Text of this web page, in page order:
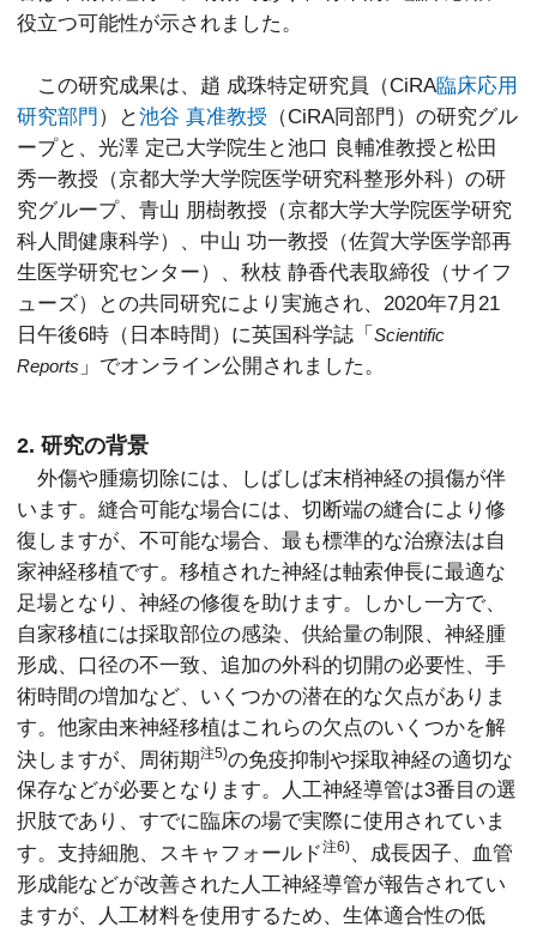
役立つ可能性が示されました。
この研究成果は、趙 成珠特定研究員（CiRA臨床応用
研究部門 ）と池谷 真准教授 （CiRA同部門）の研究グル
ープと、光澤 定己大学院生と池口 良輔准教授と松田
秀一教授（京都大学大学院医学研究科整形外科）の研
究グループ、青山 朋樹教授（京都大学大学院医学研究
科人間健康科学）、中山 功一教授（佐賀大学医学部再
生医学研究センター）、秋枝 静香代表取締役（サイフ
ューズ）との共同研究により実施され、2020年7月21
日午後6時（日本時間）に英国科学誌「Scientific
Reports 」でオンライン公開されました。
2. 研究の背景
外傷や腫瘍切除には、しばしば末梢神経の損傷が伴
います。縫合可能な場合には、切断端の縫合により修
復しますが、不可能な場合、最も標準的な治療法は自
家神経移植です。移植された神経は軸索伸長に最適な
足場となり、神経の修復を助けます。しかし一方で、
自家移植には採取部位の感染、供給量の制限、神経腫
形成、口径の不一致、追加の外科的切開の必要性、手
術時間の増加など、いくつかの潜在的な欠点がありま
す。他家由来神経移植はこれらの欠点のいくつかを解
決しますが、周術期注5)の免疫抑制や採取神経の適切な
保存などが必要となります。人工神経導管は3番目の選
択肢であり、すでに臨床の場で実際に使用されていま
す。支持細胞、スキャフォールド注6)、成長因子、血管
形成能などが改善された人工神経導管が報告されてい
ますが、人工材料を使用するため、生体適合性の低